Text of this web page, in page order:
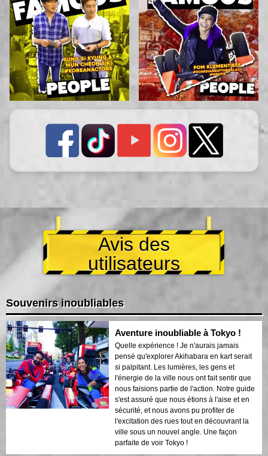
Avis des
utilisateurs
Souvenirs inoubliables
Aventure inoubliable à Tokyo !
Quelle expérience ! Je n'aurais jamais
pensé qu'explorer Akihabara en kart serait
si palpitant. Les lumières, les gens et
l'énergie de la ville nous ont fait sentir que
nous faisions partie de l'action. Notre guide
s'est assuré que nous étions à l'aise et en
sécurité, et nous avons pu profiter de
l'excitation des rues tout en découvrant la
ville sous un nouvel angle. Une façon
parfaite de voir Tokyo !